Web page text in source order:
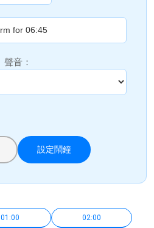
聲音：
設定鬧鐘
01:00 02:00